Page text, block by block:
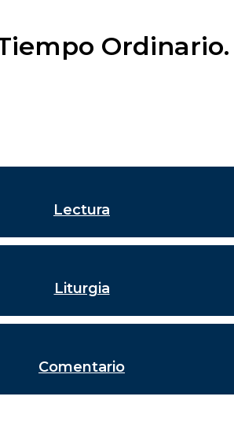
Lectura
Liturgia
Comentario